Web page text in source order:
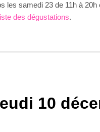
les samedi 23 de 11h à
des dégustations.
10